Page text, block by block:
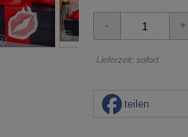
Lieferzeit: sofort
teilen